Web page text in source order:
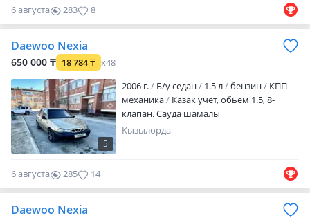
6 августа 283 8
Daewoo Nexia
650 000 ₸ 18 784₸ x48
5
2006 г. Б/у седан 1.5 л бензин
КПП
механика
Казак учет, обьем 1.5, 8-
клапан. Сауда шамалы
Кызылорда
6 августа 285 14
Daewoo Nexia